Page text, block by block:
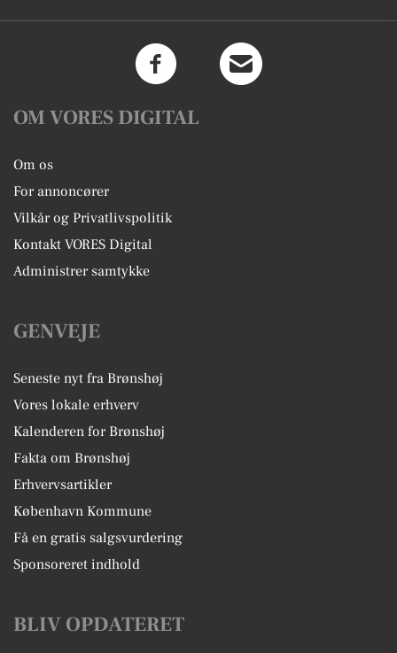
OM VORES DIGITAL
Om os
For annoncører
Vilkår og Privatlivspolitik
Kontakt VORES Digital
Administrer samtykke
GENVEJE
Seneste nyt fra Brønshøj
Vores lokale erhverv
Kalenderen for Brønshøj
Fakta om Brønshøj
Erhvervsartikler
København Kommune
Få en gratis salgsvurdering
Sponsoreret indhold
BLIV OPDATERET